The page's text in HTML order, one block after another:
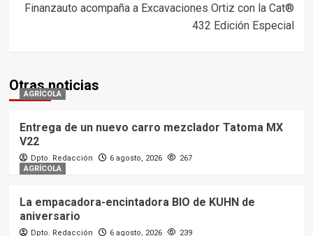
Finanzauto acompaña a Excavaciones Ortiz con la Cat®
432 Edición Especial
Otras noticias
AGRÍCOLA
Entrega de un nuevo carro mezclador Tatoma MX
V22
Dpto. Redacción 6 agosto, 2026
267
AGRÍCOLA
La empacadora-encintadora BIO de KUHN de
aniversario
Dpto. Redacción 6 agosto, 2026
239